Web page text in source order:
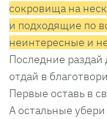
сокровища на
и подходящие по
неинтересные и
Последние
отдай в
Первые оставь в
А остальные